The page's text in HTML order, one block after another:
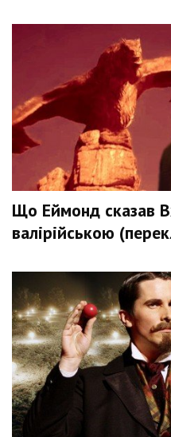
Що Еймонд сказав
валірійською